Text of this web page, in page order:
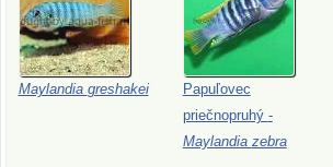
Maylandia greshakei
Papuľovec
priečnopruhý -
Maylandia zebra